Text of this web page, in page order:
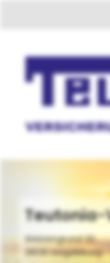
Teutonia-
Weizengrund 32
39130 Magdeburg